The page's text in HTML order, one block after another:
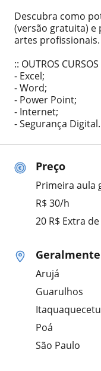
Preço
Primeira aula
R$ 30/h
20 R$ Extra
Arujá
Guarulhos
Poá
São Paulo
Descubra como
(versão gratuita) e
artes profissionais.
:: OUTROS CURSOS
- Excel;
- Word;
- Power Point;
- Internet;
- Segurança Digital.